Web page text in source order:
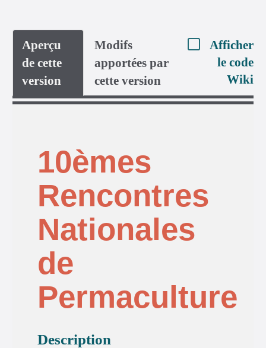
Aperçu
de cette
version
Modifs
apportées par
cette version
Afficher
le code
Wiki
10èmes
Rencontres
Nationales
de
Permaculture
Description